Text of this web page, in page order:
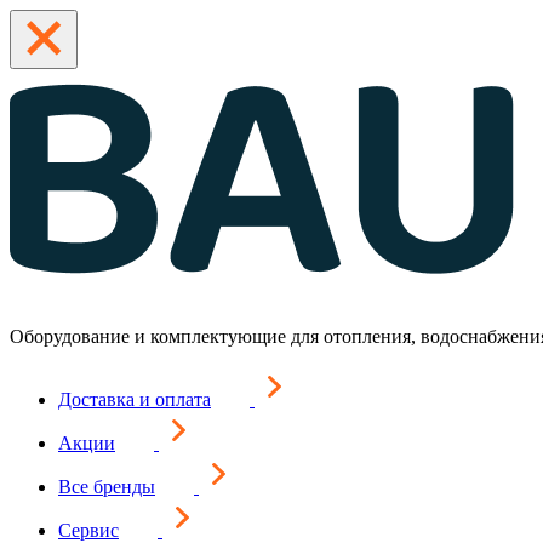
Оборудование и комплектующие для отопления,
Доставка и оплата
Акции
Все бренды
Сервис